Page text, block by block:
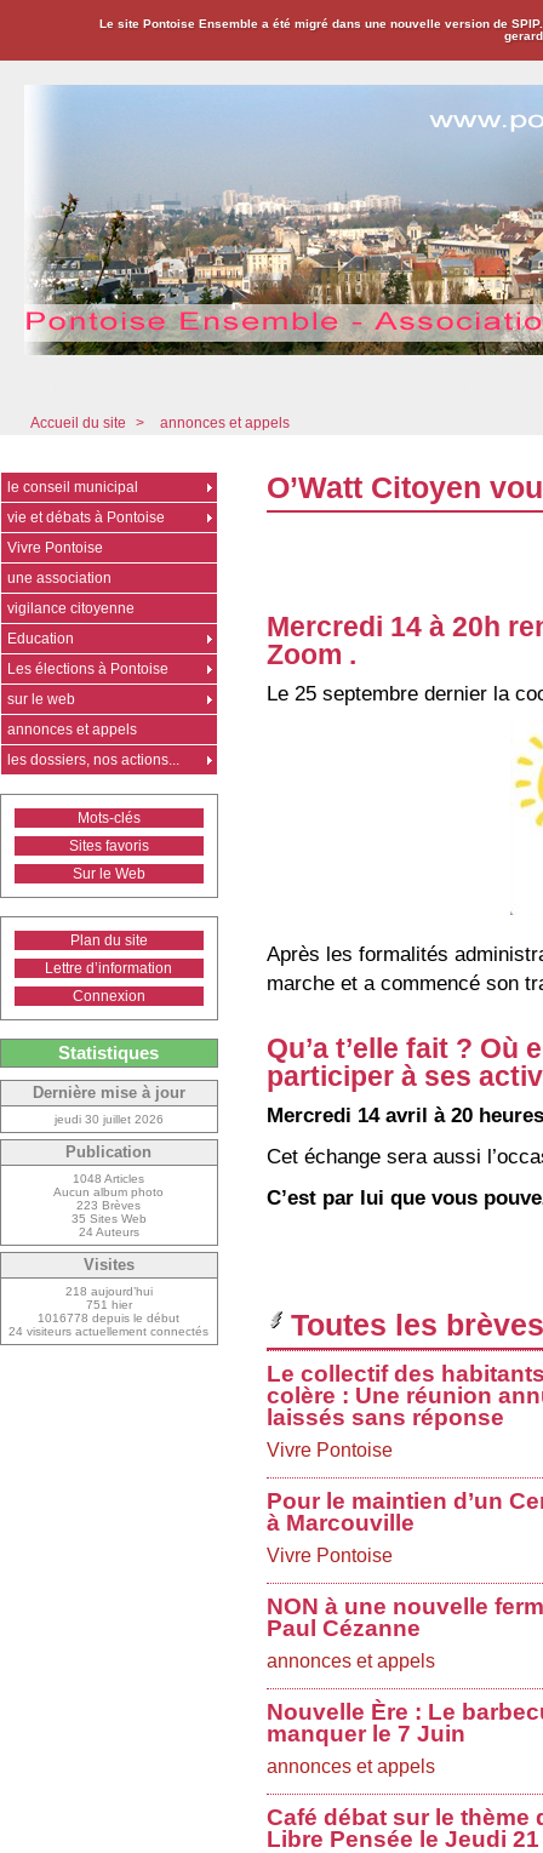
Le site Pontoise Ensemble a été migré dans une nouvelle version de
Accueil du site > annonces et appels
O’Watt Citoyen
Mercredi 14 à 20h
Zoom .
Le 25 septembre dernier la
Après les formalités
marche et a commencé son
Qu’a t’elle fait ?
participer à ses
Mercredi 14 avril à 20
Cet échange sera aussi
C’est par lui que vous
Toutes les
Le collectif des
colère : Une réunion
laissés sans réponse
Vivre Pontoise
Pour le maintien d’un
à Marcouville
Vivre Pontoise
NON à une nouvelle
Paul Cézanne
annonces et appels
Nouvelle Ère : Le
manquer le 7 Juin
annonces et appels
Café débat sur le
Libre Pensée le Jeudi 21
le conseil municipal
vie et débats à Pontoise
Vivre Pontoise
une association
vigilance citoyenne
Education
Les élections à Pontoise
sur le web
annonces et appels
les dossiers, nos actions...
Mots-clés
Sites favoris
Sur le Web
Plan du site
Lettre d’information
Connexion
Statistiques
Dernière mise à jour
jeudi 30 juillet 2026
Publication
1048 Articles
Aucun album photo
223 Brèves
35 Sites Web
24 Auteurs
Visites
218 aujourd’hui
751 hier
1016778 depuis le début
24 visiteurs actuellement connectés